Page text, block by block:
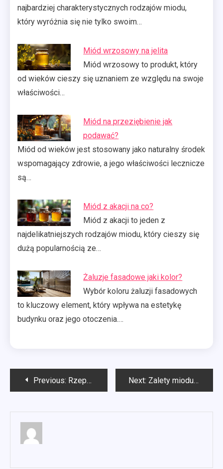
najbardziej charakterystycznych rodzajów miodu,
który wyróżnia się nie tylko swoim…
Miód wrzosowy na jelita
Miód wrzosowy to produkt, który
od wieków cieszy się uznaniem ze względu na swoje
właściwości…
Miód na przeziębienie jak
podawać?
Miód od wieków jest stosowany jako naturalny środek
wspomagający zdrowie, a jego właściwości lecznicze
są…
Miód z akacji na co?
Miód z akacji to jeden z
najdelikatniejszych rodzajów miodu, który cieszy się
dużą popularnością ze…
Żaluzje fasadowe jaki kolor?
Wybór koloru żaluzji fasadowych
to kluczowy element, który wpływa na estetykę
budynku oraz jego otoczenia.…
Nawigacja
Previous: Rzepakowy miód na co? Next: Zalety miodu gryczanego